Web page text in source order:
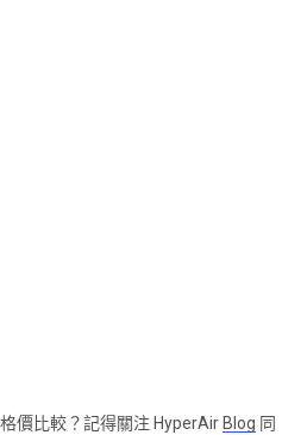
價比較？記得關注 HyperAir Blog 同